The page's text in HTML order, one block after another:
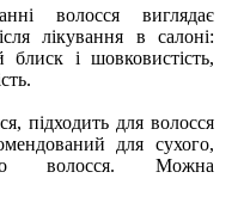
волосся виглядає
лікування в салоні:
блиск і шовковистість,
підходить для волосся
для сухого,
волосся. Можна